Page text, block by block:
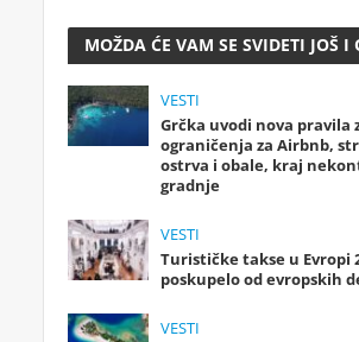
MOŽDA ĆE VAM SE SVIDETI JOŠ I
VESTI
Grčka uvodi nova pravila
ograničenja za Airbnb,
ostrva i obale, kraj
gradnje
VESTI
Turističke takse u Evropi
poskupelo od evropskih
VESTI